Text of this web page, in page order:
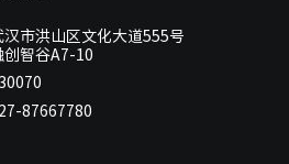
汉市洪山区文化大道555号
创智谷A7-10
87667780